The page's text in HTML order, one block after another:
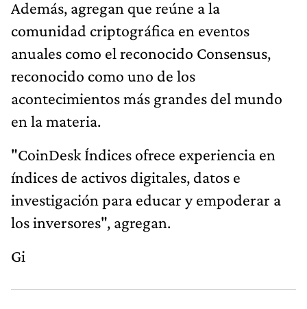
Además, agregan que reúne a la
comunidad criptográfica en eventos
anuales como el reconocido Consensus,
reconocido como uno de los
acontecimientos más grandes del mundo
en la materia.
"CoinDesk Índices ofrece experiencia en
índices de activos digitales, datos e
investigación para educar y empoderar a
los inversores", agregan.
Gi